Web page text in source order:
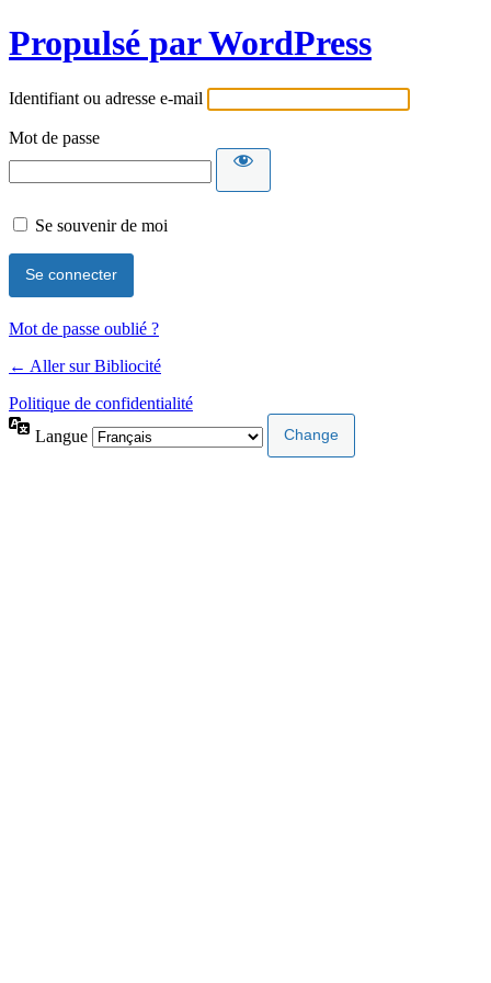
Propulsé par WordPress
Identifiant ou adresse e-mail
Mot de passe
Se souvenir de moi
Mot de passe oublié ?
← Aller sur Bibliocité
Politique de confidentialité
Langue